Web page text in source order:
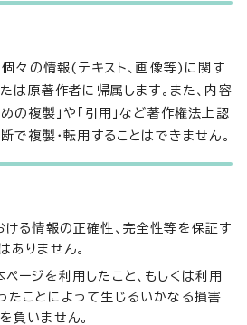
々の情報(テキスト、画像等)に関す
は原著作者に帰属します。また、内容
の複製」や「引用」など著作権法上認
で複製・転用することはできません。
ける情報の正確性、完全性等を保証す
ありません。
ージを利用したこと、もしくは利用
たことによって生じるいかなる損害
負いません。